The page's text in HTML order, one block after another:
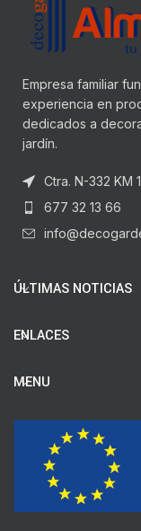
Empresa familiar
experiencia en
dedicados a
jardín.
Ctra. N-332 KM
677 32 13 66
ÚLTIMAS NOTICIAS
ENLACES
MENU